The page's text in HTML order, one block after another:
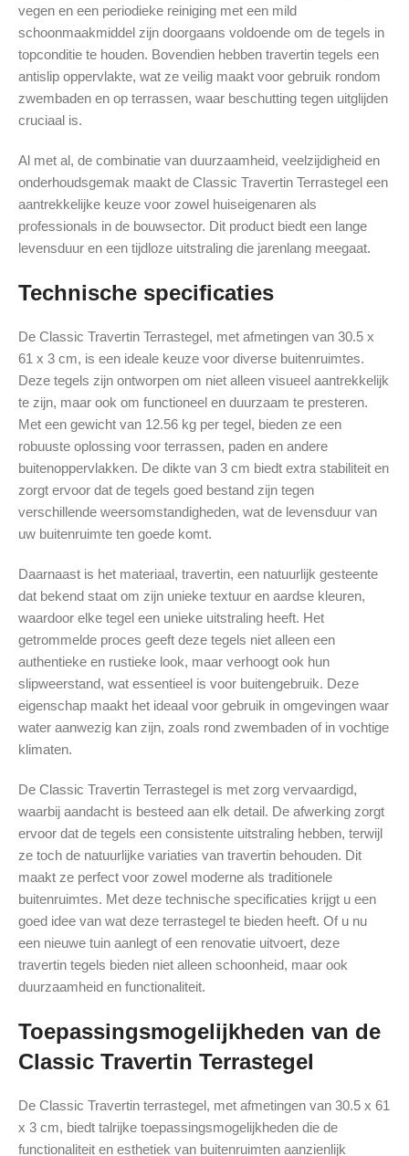
vegen en een periodieke reiniging met een mild
schoonmaakmiddel zijn doorgaans voldoende om de tegels in
topconditie te houden. Bovendien hebben travertin tegels een
antislip oppervlakte, wat ze veilig maakt voor gebruik rondom
zwembaden en op terrassen, waar beschutting tegen uitglijden
cruciaal is.
Al met al, de combinatie van duurzaamheid, veelzijdigheid en
onderhoudsgemak maakt de Classic Travertin Terrastegel een
aantrekkelijke keuze voor zowel huiseigenaren als
professionals in de bouwsector. Dit product biedt een lange
levensduur en een tijdloze uitstraling die jarenlang meegaat.
Technische specificaties
De Classic Travertin Terrastegel, met afmetingen van 30.5 x
61 x 3 cm, is een ideale keuze voor diverse buitenruimtes.
Deze tegels zijn ontworpen om niet alleen visueel aantrekkelijk
te zijn, maar ook om functioneel en duurzaam te presteren.
Met een gewicht van 12.56 kg per tegel, bieden ze een
robuuste oplossing voor terrassen, paden en andere
buitenoppervlakken. De dikte van 3 cm biedt extra stabiliteit en
zorgt ervoor dat de tegels goed bestand zijn tegen
verschillende weersomstandigheden, wat de levensduur van
uw buitenruimte ten goede komt.
Daarnaast is het materiaal, travertin, een natuurlijk gesteente
dat bekend staat om zijn unieke textuur en aardse kleuren,
waardoor elke tegel een unieke uitstraling heeft. Het
getrommelde proces geeft deze tegels niet alleen een
authentieke en rustieke look, maar verhoogt ook hun
slipweerstand, wat essentieel is voor buitengebruik. Deze
eigenschap maakt het ideaal voor gebruik in omgevingen waar
water aanwezig kan zijn, zoals rond zwembaden of in vochtige
klimaten.
De Classic Travertin Terrastegel is met zorg vervaardigd,
waarbij aandacht is besteed aan elk detail. De afwerking zorgt
ervoor dat de tegels een consistente uitstraling hebben, terwijl
ze toch de natuurlijke variaties van travertin behouden. Dit
maakt ze perfect voor zowel moderne als traditionele
buitenruimtes. Met deze technische specificaties krijgt u een
goed idee van wat deze terrastegel te bieden heeft. Of u nu
een nieuwe tuin aanlegt of een renovatie uitvoert, deze
travertin tegels bieden niet alleen schoonheid, maar ook
duurzaamheid en functionaliteit.
Toepassingsmogelijkheden van de
Classic Travertin Terrastegel
De Classic Travertin terrastegel, met afmetingen van 30.5 x 61
x 3 cm, biedt talrijke toepassingsmogelijkheden die de
functionaliteit en esthetiek van buitenruimten aanzienlijk